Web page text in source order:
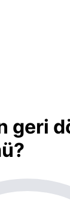
geri